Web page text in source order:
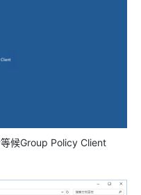
候Group Policy Client